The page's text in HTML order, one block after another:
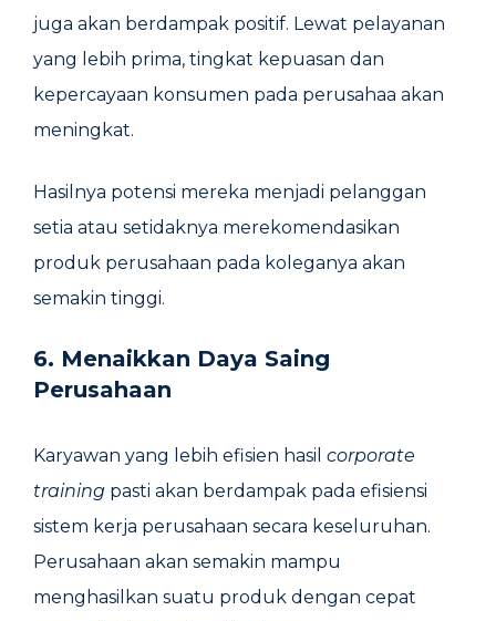
juga akan berdampak positif. Lewat pelayanan
yang lebih prima, tingkat kepuasan dan
kepercayaan konsumen pada perusahaa akan
meningkat.
Hasilnya potensi mereka menjadi pelanggan
setia atau setidaknya merekomendasikan
produk perusahaan pada koleganya akan
semakin tinggi.
6. Menaikkan Daya Saing
Perusahaan
Karyawan yang lebih efisien hasil corporate
training pasti akan berdampak pada efisiensi
sistem kerja perusahaan secara keseluruhan.
Perusahaan akan semakin mampu
menghasilkan suatu produk dengan cepat